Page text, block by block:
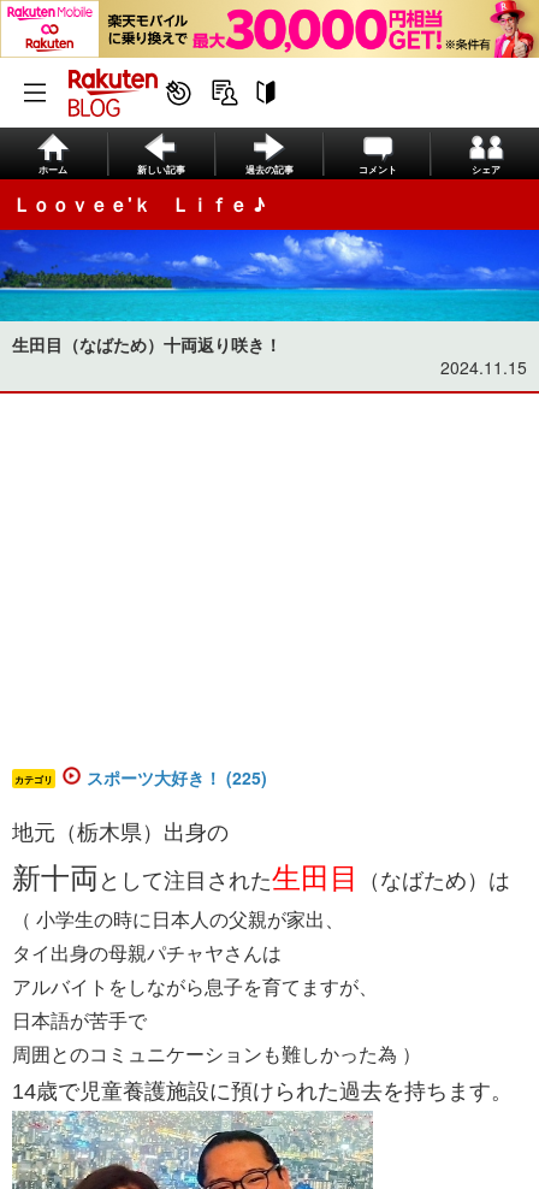
ホーム 新しい記事 過去の記事 コメント シェア
Ｌｏｏｖｅｅ'ｋ Ｌｉｆｅ ♪
生田目（なばため）十両返り咲き！
2024.11.15
カテゴリ スポーツ大好き！ (225)
​​​地元（栃木県）出身の
新十両 として注目された​生田目​ （なばため）は
（ 小学生の時に日本人の父親が家出、
タイ出身の母親パチャヤさんは
アルバイトをしながら息子を育てますが、
日本語が苦手で
周囲とのコミュニケーションも難しかった為 ）
14歳で児童養護施設に預けられた過去を持ちます。​​​